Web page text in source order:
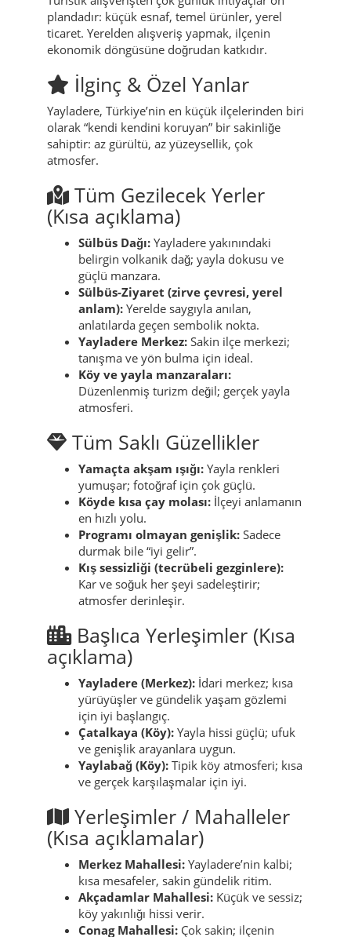
kontrol edin, rotayı basit tutun ve dönüş saatini
birine bildirin.
Alışveriş & Pazarlar
Turistik alışverişten çok günlük ihtiyaçlar ön
plandadır: küçük esnaf, temel ürünler, yerel
ticaret. Yerelden alışveriş yapmak, ilçenin
ekonomik döngüsüne doğrudan katkıdır.
İlginç & Özel Yanlar
Yayladere, Türkiye’nin en küçük ilçelerinden biri
olarak “kendi kendini koruyan” bir sakinliğe
sahiptir: az gürültü, az yüzeysellik, çok
atmosfer.
Tüm Gezilecek Yerler
(Kısa açıklama)
Sülbüs Dağı:Yayladere yakınındaki
belirgin volkanik dağ; yayla dokusu ve
güçlü manzara.
Sülbüs-Ziyaret (zirve çevresi, yerel
anlam):Yerelde saygıyla anılan,
anlatılarda geçen sembolik nokta.
tanışma ve yön bulma için ideal.
Düzenlenmiş turizm değil; gerçek yayla
atmosferi.
Tüm Saklı Güzellikler
Yamaçta akşam ışığı:
yumuşar; fotoğraf için çok güçlü.
Köyde kısa çay molası:İlçeyi anlamanın
en hızlı yolu.
durmak bile “iyi gelir”.
Kış sessizliği (tecrübeli gezginlere):
Kar ve soğuk her şeyi sadeleştirir;
atmosfer derinleşir.
Başlıca Yerleşimler (Kısa
açıklama)
Yayladere (Merkez):İdari merkez; kısa
yürüyüşler ve gündelik yaşam gözlemi
Çatalkaya (Köy):Yayla hissi güçlü; ufuk
ve genişlik arayanlara uygun.
Yaylabağ (Köy):Tipik köy atmosferi; kısa
ve gerçek karşılaşmalar için iyi.
Yerleşimler / Mahalleler
(Kısa açıklamalar)